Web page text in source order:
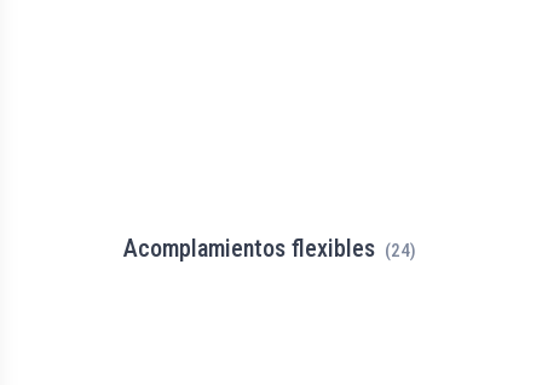
Acomplamientos flexibles (24)